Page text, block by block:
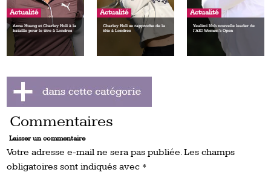
Actualité
Anna Huang et Charley Hull à la
bataille pour le titre à Londres
Actualité
Charley Hull se rapproche de la
tête à Londres
Actualité
Yealimi Noh nouvelle leader de
l’AIG Women’s Open
Commentaires
Laisser un commentaire
Votre adresse e-mail ne sera pas publiée.Les champs
obligatoires sont indiqués avec *